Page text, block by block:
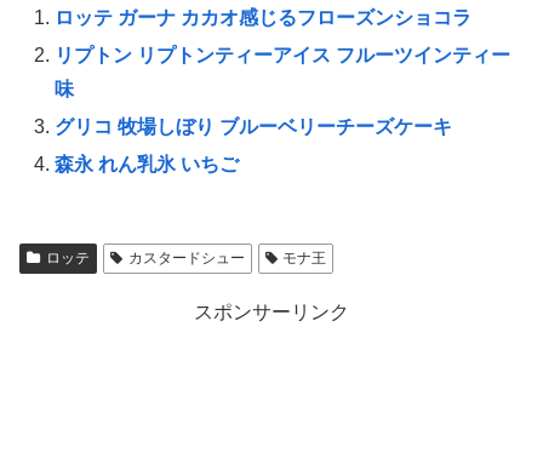
ロッテ ガーナ カカオ感じるフローズンショコラ
リプトン リプトンティーアイス フルーツインティー
味
グリコ 牧場しぼり ブルーベリーチーズケーキ
森永 れん乳氷 いちご
ロッテ カスタードシュー モナ王
スポンサーリンク